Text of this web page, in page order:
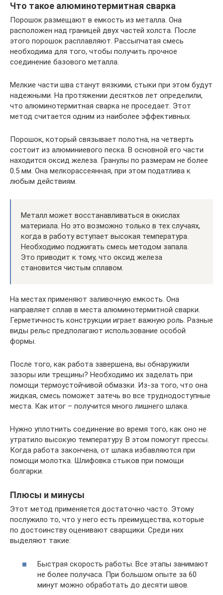
Что такое алюминотермитная сварка
Порошок размещают в емкость из металла. Она
расположен над границей двух частей холста. После
этого порошок расплавляют. Рассыпчатая смесь
необходима для того, чтобы получить прочное
соединение базового металла.
Мелкие части шва станут вязкими, стыки при этом будут
надежными. На протяжении десятков лет определили,
что алюминотермитная сварка не проседает. Этот
метод считается одним из наиболее эффективных.
Порошок, который связывает полотна, на четверть
состоит из алюминиевого песка. В основной его части
находится оксид железа. Гранулы по размерам не более
0.5 мм. Она мелкорассеянная, при этом податлива к
любым действиям.
Металл может восстанавливаться в окислах
материала. Но это возможно только в тех случаях,
когда в работу вступает высокая температура.
Необходимо поджигать смесь методом запала.
Это приводит к тому, что оксид железа
становится чистым сплавом.
На местах применяют заливочную емкость. Она
направляет сплав в места алюминотермитной сварки.
Герметичность конструкции играет важную роль. Разные
виды рельс предполагают использование особой
формы.
После того, как работа завершена, вы обнаружили
зазоры или трещины? Необходимо их заделать при
помощи термоустойчивой обмазки. Из-за того, что она
жидкая, смесь поможет затечь во все труднодоступные
места. Как итог – получится много лишнего шлака.
Нужно уплотнить соединение во время того, как оно не
утратило высокую температуру. В этом помогут прессы.
Когда работа закончена, от шлака избавляются при
помощи молотка. Шлифовка стыков при помощи
болгарки.
Плюсы и минусы
Этот метод применяется достаточно часто. Этому
послужило то, что у него есть преимущества, которые
по достоинству оценивают сварщики. Среди них
выделяют такие:
Быстрая скорость работы. Все этапы занимают
не более получаса. При большом опыте за 60
минут можно обработать до десяти швов.